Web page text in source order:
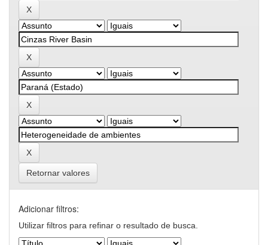
Retornar valores
Adicionar filtros:
Utilizar filtros para refinar o resultado de busca.